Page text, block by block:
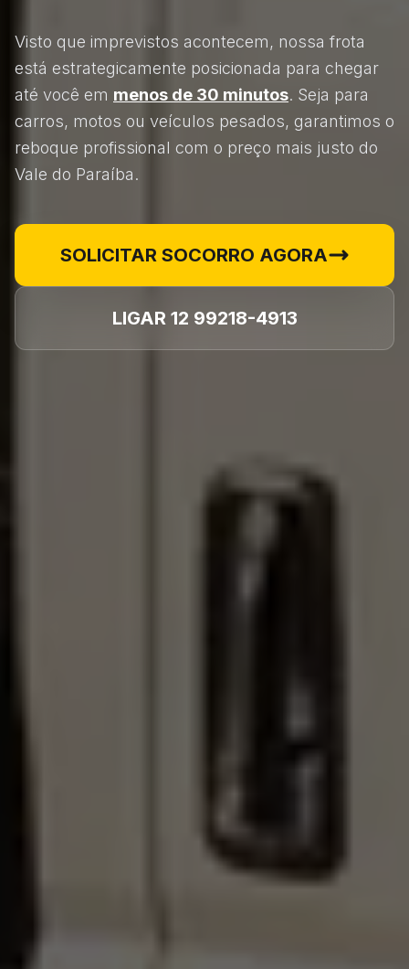
Visto que imprevistos acontecem, nossa frota
está estrategicamente posicionada para chegar
até você em menos de 30 minutos. Seja para
carros, motos ou veículos pesados, garantimos o
reboque profissional com o preço mais justo do
Vale do Paraíba.
SOLICITAR SOCORRO AGORA
LIGAR 12 99218-4913